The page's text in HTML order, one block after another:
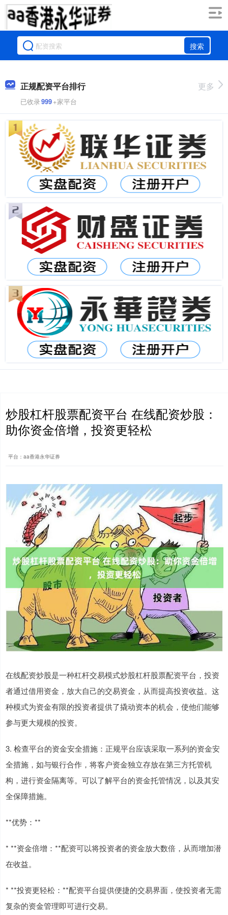
搜索
正规配资平台排行
已收录999+家平台
更多
炒股杠杆股票配资平台 在线配资炒股：
助你资金倍增，投资更轻松
平台：aa香港永华证券
在线配资炒股是一种杠杆交易模式炒股杠杆股票配资平台，投资
者通过借用资金，放大自己的交易资金，从而提高投资收益。这
种模式为资金有限的投资者提供了撬动资本的机会，使他们能够
参与更大规模的投资。
3. 检查平台的资金安全措施：正规平台应该采取一系列的资金安
全措施，如与银行合作，将客户资金独立存放在第三方托管机
构，进行资金隔离等。可以了解平台的资金托管情况，以及其安
全保障措施。
**优势：**
* **资金倍增：**配资可以将投资者的资金放大数倍，从而增加潜
在收益。
* **投资更轻松：**配资平台提供便捷的交易界面，使投资者无需
复杂的资金管理即可进行交易。